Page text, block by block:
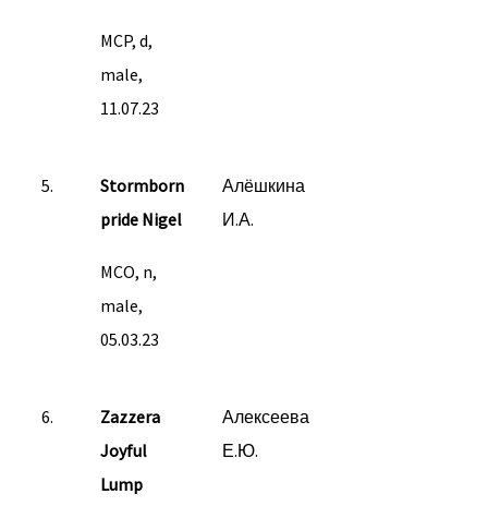
MCP, d,
male,
11.07.23
5.
Stormborn
pride Nigel
MCO, n,
male,
05.03.23
Алёшкина
И.А.
6.
Zazzera
Joyful
Lump
Алексеева
Е.Ю.